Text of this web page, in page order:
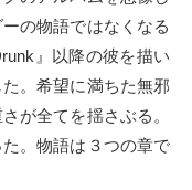
の物語ではなくなる
』以降の彼を描い
。希望に満ちた無邪
が全てを揺さぶる。
。物語は３つの章で